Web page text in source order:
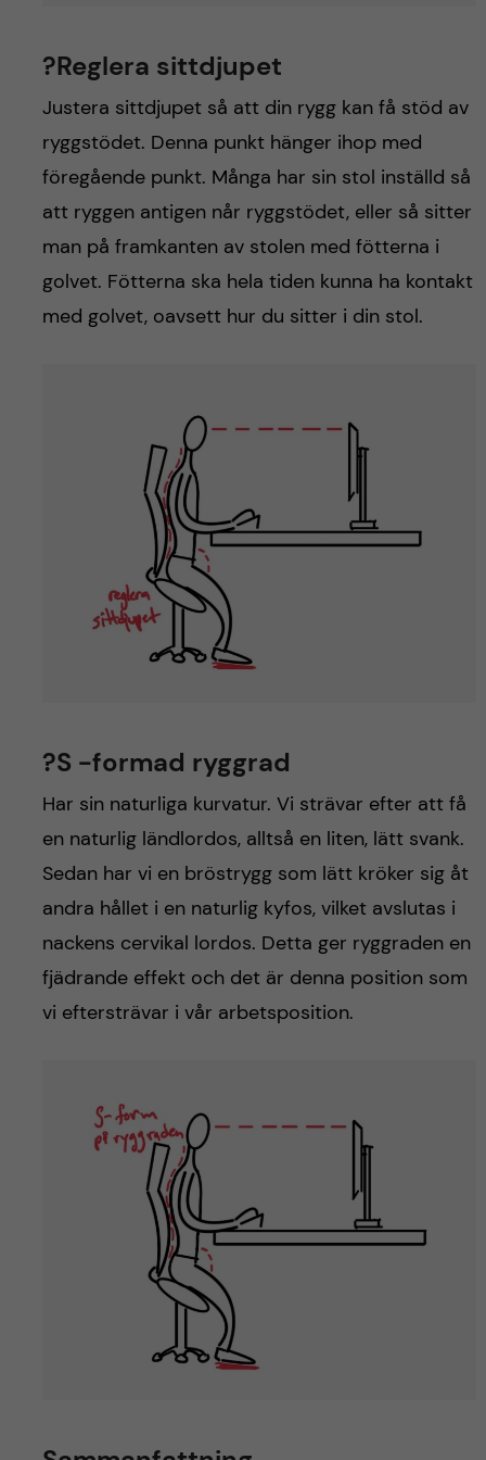
?Reglera sittdjupet
Justera sittdjupet så att din rygg kan få stöd av
ryggstödet. Denna punkt hänger ihop med
föregående punkt. Många har sin stol inställd så
att ryggen antigen når ryggstödet, eller så sitter
man på framkanten av stolen med fötterna i
golvet. Fötterna ska hela tiden kunna ha kontakt
med golvet, oavsett hur du sitter i din stol.
?S -formad ryggrad
Har sin naturliga kurvatur. Vi strävar efter att få
en naturlig ländlordos, alltså en liten, lätt svank.
Sedan har vi en bröstrygg som lätt kröker sig åt
andra hållet i en naturlig kyfos, vilket avslutas i
nackens cervikal lordos. Detta ger ryggraden en
fjädrande effekt och det är denna position som
vi eftersträvar i vår arbetsposition.